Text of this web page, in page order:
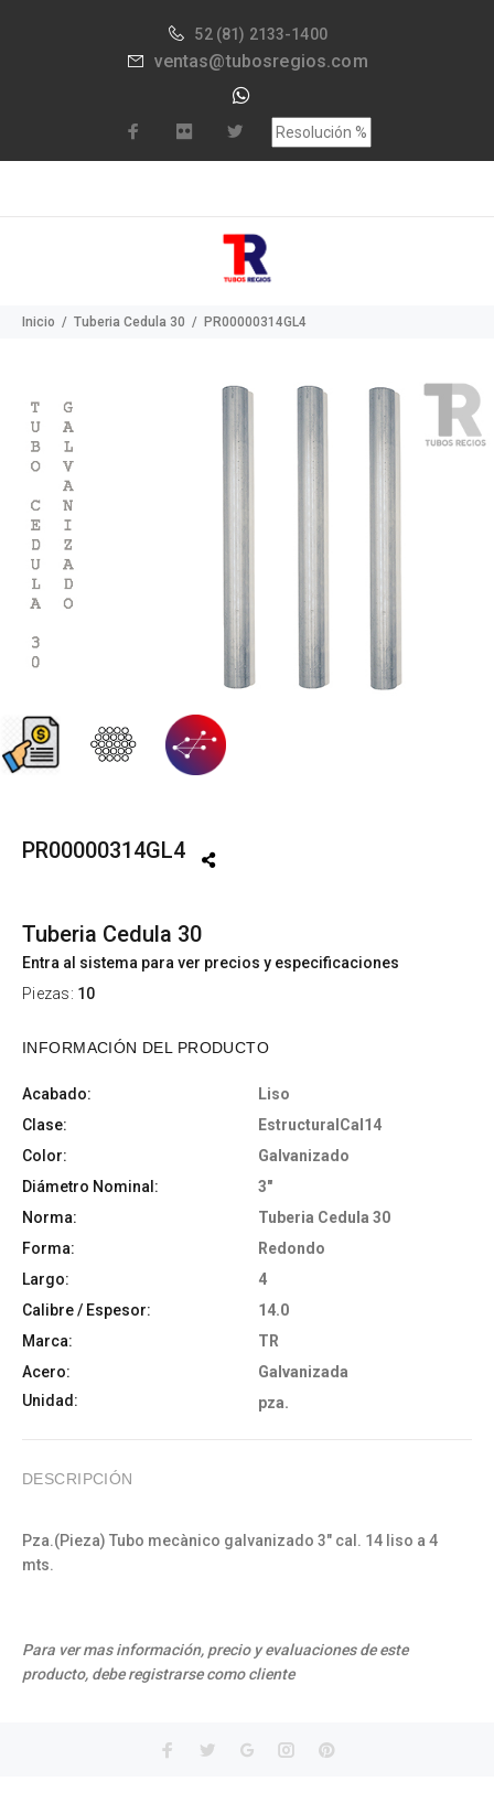
52 (81) 2133-1400
ventas@tubosregios.com
Inicio Tuberia Cedula 30 PR00000314GL4
PR00000314GL4
Tuberia Cedula 30
Entra al sistema para ver precios y especificaciones
Piezas: 10
INFORMACIÓN DEL PRODUCTO
Acabado:
Liso
Clase:
EstructuralCal14
Color:
Galvanizado
Diámetro Nominal:
3"
Norma:
Tuberia Cedula 30
Forma:
Redondo
Largo:
4
Calibre / Espesor:
14.0
Marca:
TR
Acero:
Galvanizada
Unidad:
pza.
DESCRIPCIÓN
Pza.(Pieza) Tubo mecànico galvanizado 3" cal. 14 liso a 4
mts.
Para ver mas información, precio y evaluaciones de este
producto, debe registrarse como cliente